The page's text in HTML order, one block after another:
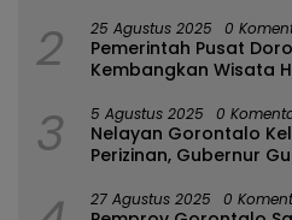
2 25 Agustus 2025 0
Pemerintah Pusat
Kembangkan Wisata
3 5 Agustus 2025 0
Nelayan Gorontalo
Perizinan, Gubernur
27 Agustus 2025 0